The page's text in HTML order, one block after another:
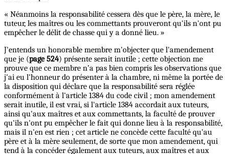
« Néanmoins la responsabilité cessera dès que le père, la mère, le
tuteur, les maîtres ou les commettants prouveront qu'ils n'ont pu
empêcher le délit de chasse qui y a donné lieu. »
J'entends un honorable membre m'objecter que l'amendement
que je (page 524) présente serait inutile ; cette objection me
prouve que ce membre n’a pas bien compris les observations que
j'ai eu l'honneur do présenter à la chambre, ni même la portée de
la disposition qui déclare que la responsabilité sera réglée
conformément à l'article 1384 du code civil ; mon amendement
serait inutile, il est vrai, si l'article 1384 accordait aux tuteurs,
ainsi qu'aux maîtres et aux commettants, la faculté de prouver
qu'ils n'ont pu empêcher le fait qui donne lieu à la responsabilité,
mais il n'en est rien ; cet article ne concède cette faculté qu'au
père et à la mère seulement, de sorte que mon amendement, qui
tend à la concéder également aux tuteurs, aux maîtres et aux